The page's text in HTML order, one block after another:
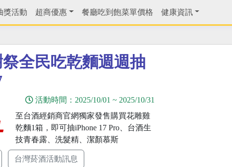
獎活動 超商優惠 餐廳吃到飽菜單價格 健康資訊
全民吃乾麵週週抽
活動時間： 2025/10/01 ~ 2025/10/31
至台酒經銷商官網獨家發售購買花雕雞
乾麵1箱，即可抽iPhone 17 Pro、台酒生
技青春露、洗髮精、潔顏慕斯
台灣菸酒活動訊息